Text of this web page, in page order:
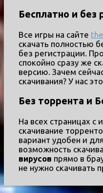
Бесплатно и без
Все игры на сайте
скачать полностью
без регистрации.
спокойно сразу же
версию. Зачем
скачивания? У нас
Без торрента и
На всех страницах с
скачивание
вариант удобен и
возможность
вирусов прямо в
не нужно скачивать